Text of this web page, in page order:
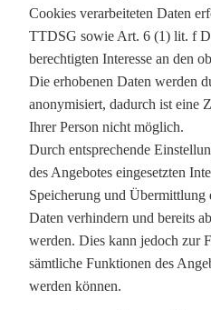
Cookies verarbeiteten Daten
TTDSG sowie Art. 6 (1) lit. f
berechtigten Interesse an den
Die erhobenen Daten werden
anonymisiert, dadurch ist eine
Ihrer Person nicht möglich.
Durch entsprechende
des Angebotes eingesetzten
Speicherung und Übermittlung
Daten verhindern und bereits
werden. Dies kann jedoch zur
sämtliche Funktionen des
werden können.